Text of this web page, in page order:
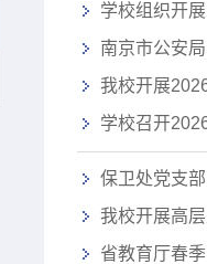
学校组织开
南京市公安
我校开展
学校召开
保卫处党支
我校开展高
省教育厅春